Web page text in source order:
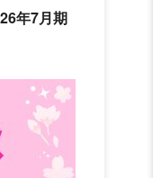
年7月期